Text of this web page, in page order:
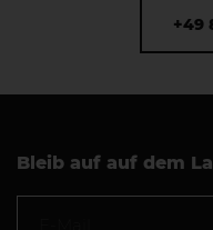
+49
Bleib auf auf dem